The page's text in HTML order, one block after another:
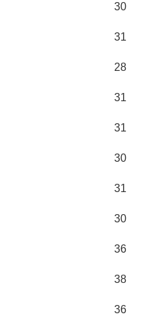
30
31
28
31
31
30
31
30
36
38
36